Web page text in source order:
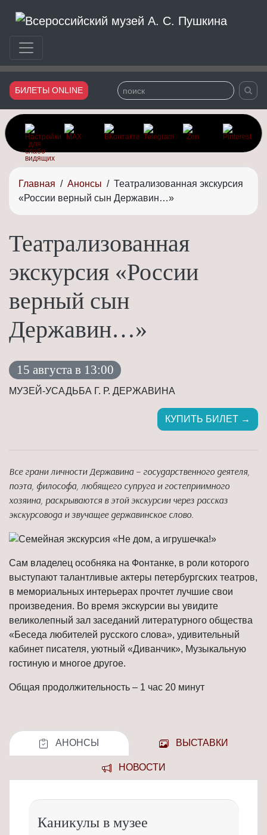
БИЛЕТЫ ONLINE
Главная / Анонсы / Театрализованная экскурсия
«России верный сын Державин…»
Театрализованная
экскурсия «России
верный сын
Державин…»
15 августа в 13:00
МУЗЕЙ-УСАДЬБА Г. Р. ДЕРЖАВИНА
КУПИТЬ БИЛЕТ →
Все грани личности Державина – государственного деятеля,
поэта, философа, любящего супруга и гостеприимного
хозяина, раскрываются в этой экскурсии через рассказ
экскурсовода и звучащее державинское слово.
Сам владелец особняка на Фонтанке, в роли которого
выступают талантливые актеры петербургских театров,
в мемориальных интерьерах прочтет лучшие свои
произведения. Во время экскурсии вы увидите
великолепный зал заседаний литературного общества
«Беседа любителей русского слова», удивительный
кабинет писателя, уютный «Диванчик», Музыкальную
гостиную и многое другое.
Общая продолжительность – 1 час 20 минут
АНОНСЫ ВЫСТАВКИ
НОВОСТИ
Каникулы в музее